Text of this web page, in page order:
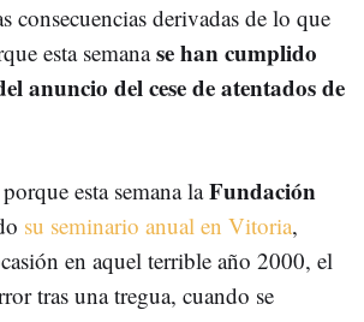
consecuencias derivadas de lo que
esta semanase han cumplido
anuncio del cese de atentados de
esta semana laFundación
su seminario anual en Vitoria,
en aquel terrible año 2000, el
tras una tregua, cuando se